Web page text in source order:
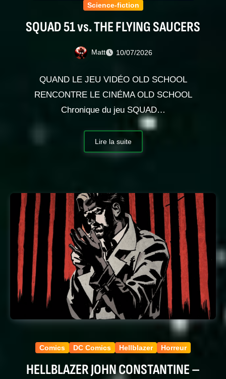
Science-fiction
SQUAD 51 vs. THE FLYING SAUCERS
Matt 10/07/2026
QUAND LE JEU VIDÉO OLD SCHOOL
RENCONTRE LE CINÉMA OLD SCHOOL
Chronique du jeu SQUAD…
Lire la suite
Comics DC Comics Hellblazer Horreur
HELLBLAZER JOHN CONSTANTINE –